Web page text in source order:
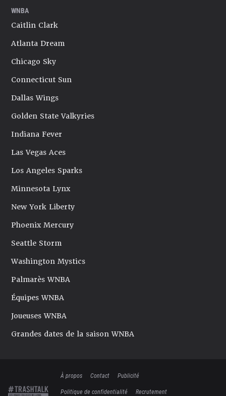
WNBA
Caitlin Clark
Atlanta Dream
Chicago Sky
Connecticut Sun
Dallas Wings
Golden State Valkyries
Indiana Fever
Las Vegas Aces
Los Angeles Sparks
Minnesota Lynx
New York Liberty
Phoenix Mercury
Seattle Storm
Washington Mystics
Palmarès WNBA
Équipes WNBA
Joueuses WNBA
Grandes dates de la saison WNBA
À propos Contact
Publicité
Politique de confidentialité
Recrutement